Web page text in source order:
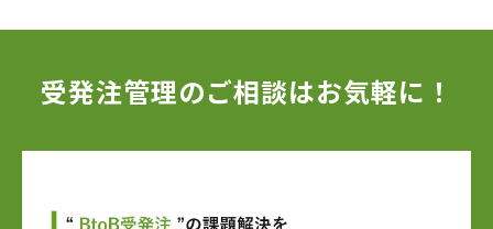
受発注管理のご相談はお気軽に！